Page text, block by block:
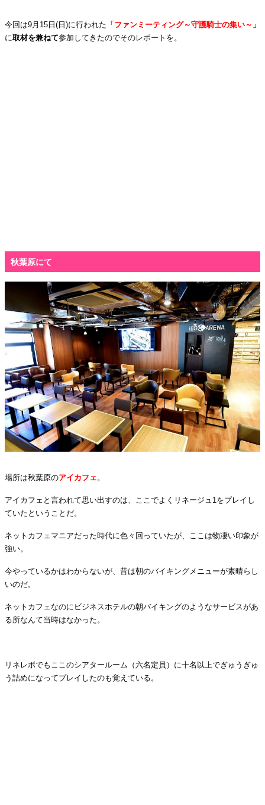
今回は9 月 15 日(日)に行われた 「ファンミーティング～守護騎士の集い～」
に取材を兼ねて参加してきたのでそのレポートを。
秋葉原にて
場所は秋葉原のアイカフェ 。
アイカフェと言われて思い出すのは、ここでよくリネージュ 1 をプレイし
ていたということだ。
ネットカフェマニアだった時代に色々回っていたが、ここは物凄い印象が
強い。
今やっているかはわからないが、昔は朝のバイキングメニューが素晴らし
いのだ。
ネットカフェなのにビジネスホテルの朝バイキングのようなサービスがあ
る所なんて当時はなかった。
リネレボでもここのシアタールーム（六名定員）に十名以上でぎゅうぎゅ
う詰めになってプレイしたのも覚えている。